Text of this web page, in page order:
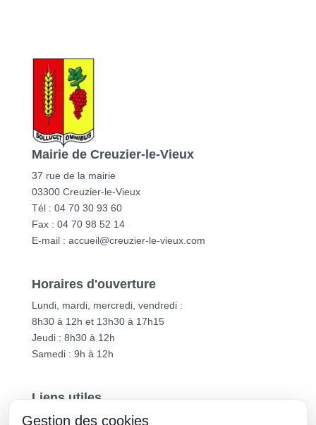
Mairie de Creuzier-le-Vieux
37 rue de la mairie
03300 Creuzier-le-Vieux
Tél : 04 70 30 93 60
Fax : 04 70 98 52 14
E-mail : accueil@creuzier-le-vieux.com
Horaires d'ouverture
Lundi, mardi, mercredi, vendredi :
8h30 à 12h et 13h30 à 17h15
Jeudi : 8h30 à 12h
Samedi : 9h à 12h
Liens utiles
Vichy Communauté
Gestion des cookies